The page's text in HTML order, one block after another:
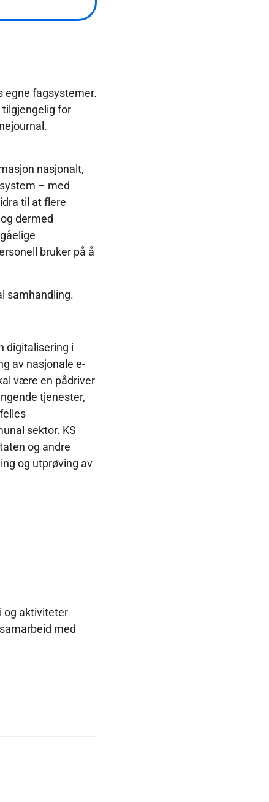
egne fagsystemer.
for
nasjonalt,
– med
til at flere
dermed
bruker på å
samhandling.
digitalisering i
av nasjonale e-
være en pådriver
tjenester,
sektor. KS
og andre
og utprøving av
og aktiviteter
med